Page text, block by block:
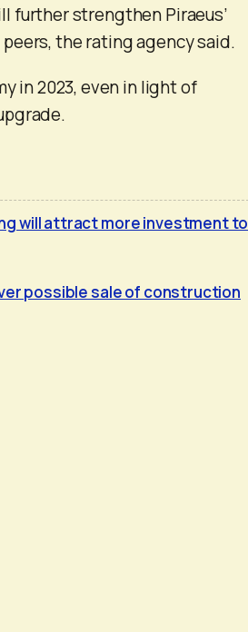
further strengthen Piraeus’
the rating agency said.
in 2023, even in light of
will attract more investment to
possible sale of construction